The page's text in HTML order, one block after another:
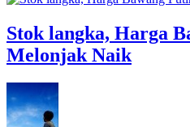
Stok langka, Harga
Melonjak Naik